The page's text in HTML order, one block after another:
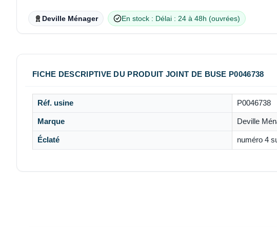
Deville Ménager En stock : Délai : 24 à 48h (ouvrées)
FICHE DESCRIPTIVE DU PRODUIT JOINT DE BUSE P0046738
Réf. usine P0046738
Marque Deville
Éclaté numéro 4